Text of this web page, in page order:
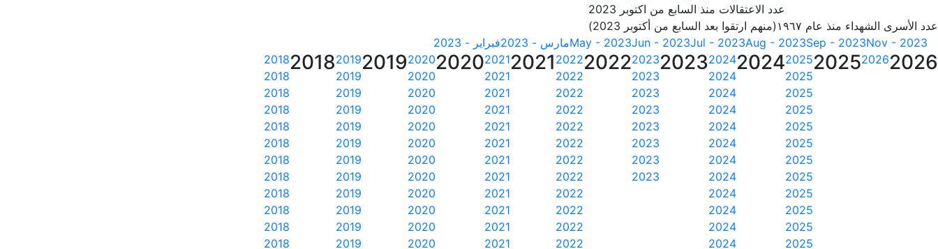
عدد الاعتقالات منذ السابع من اكتوبر 2023
عدد الأسرى الشهداء منذ عام ١٩٦٧(منهم ارتقوا بعد السابع من أكتوبر 2023)
Nov - 2023
Sep - 2023
Aug - 2023
Jul - 2023
Jun - 2023
May - 2023مارس - 2023 فبراير - 2023
2026
2026
2025
2025
2025
2025
2025
2025
2025
2025
2025
2025
2025
2025
2025
2024
2024
2024
2024
2024
2024
2024
2024
2024
2024
2024
2024
2024
2023
2023
2023
2023
2023
2023
2023
2023
2023
2022
2022
2022
2022
2022
2022
2022
2022
2022
2022
2022
2022
2022
2021
2021
2021
2021
2021
2021
2021
2021
2021
2021
2021
2021
2021
2020
2020
2020
2020
2020
2020
2020
2020
2020
2020
2020
2020
2020
2019
2019
2019
2019
2019
2019
2019
2019
2019
2019
2019
2019
2019
2018
2018
2018
2018
2018
2018
2018
2018
2018
2018
2018
2018
2018